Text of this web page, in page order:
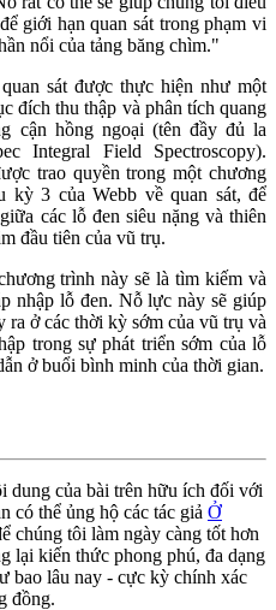
giới hạn quan sát trong phạm vi
nổi của tảng băng chìm."
sát được thực hiện như một
đích thu thập và phân tích quang
cận hồng ngoại (tên đầy đủ la
Integral Field Spectroscopy).
trao quyền trong một chương
kỳ 3 của Webb về quan sát, để
các lỗ đen siêu nặng và thiên
đầu tiên của vũ trụ.
trình này sẽ là tìm kiếm và
nhập lỗ đen. Nỗ lực này sẽ giúp
ra ở các thời kỳ sớm của vũ trụ và
trong sự phát triển sớm của lỗ
ở buổi bình minh của thời gian.
dung của bài trên hữu ích đối với
có thể ủng hộ các tác giả Ở
chúng tôi làm ngày càng tốt hơn
lại kiến thức phong phú, đa dạng
bao lâu nay - cực kỳ chính xác
đồng.